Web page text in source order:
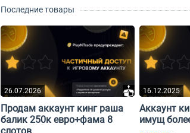
Последние товары
26.07.2026
Продам аккаунт кинг раша
балик 250к евро+фама 8
16.12.2025
Аккаунт
имущ